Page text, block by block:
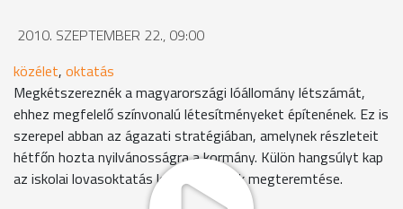
2010. SZEPTEMBER 22., 09:00
közélet, oktatás
Megkétszereznék a magyarországi lóállomány létszámát,
ehhez megfelelő színvonalú létesítményeket építenének. Ez is
szerepel abban az ágazati stratégiában, amelynek részleteit
hétfőn hozta nyilvánosságra a kormány. Külön hangsúlyt kap
az iskolai lovasoktatás lehetőségének megteremtése.